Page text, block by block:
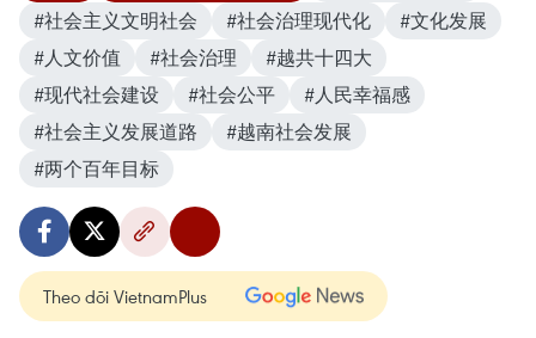
#社会主义文明社会
#社会治理现代化
#文化发展
#人文价值
#社会治理
#越共十四大
#现代社会建设
#社会公平
#人民幸福感
#社会主义发展道路
#越南社会发展
#两个百年目标
Theo dõi VietnamPlus